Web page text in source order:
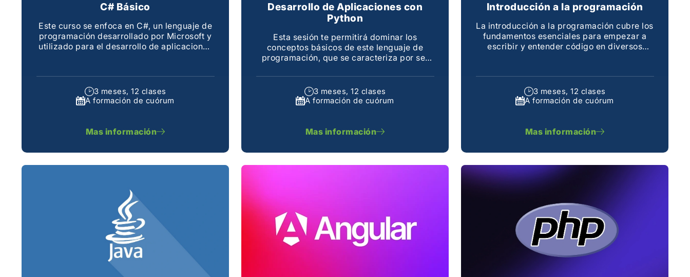
C# Básico
Este curso se enfoca en C#, un lenguaje de
programación desarrollado por Microsoft y
utilizado para el desarrollo de aplicaciones
3 meses, 12 clases
A formación de cuórum
Mas información
Desarrollo de Aplicaciones con
Python
Esta sesión te permitirá dominar los
conceptos básicos de este lenguaje de
programación, que se caracteriza por ser
sencillo
3 meses, 12 clases
A formación de cuórum
Mas información
Introducción a la programación
La introducción a la programación cubre los
fundamentos esenciales para empezar a
escribir y entender código en diversos
3 meses, 12 clases
A formación de cuórum
Mas información